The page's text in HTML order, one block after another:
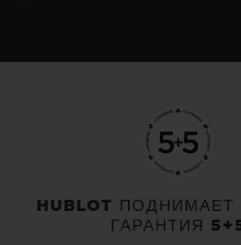
HUBLOT ПОДНИМАЕТ
ГАРАНТИЯ